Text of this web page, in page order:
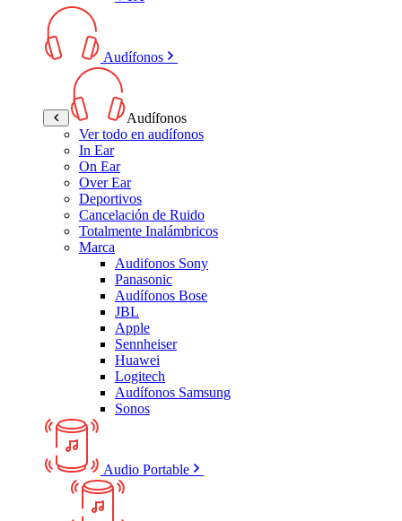
Audífonos
Audífonos
Ver todo en audífonos
In Ear
On Ear
Over Ear
Deportivos
Cancelación de Ruido
Totalmente Inalámbricos
Marca
Audifonos Sony
Panasonic
Audífonos Bose
JBL
Apple
Sennheiser
Huawei
Logitech
Audífonos Samsung
Sonos
Audio Portable